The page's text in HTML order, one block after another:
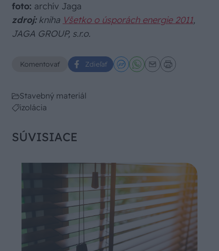
foto: archív Jaga
zdroj:kniha Všetko o úsporách energie 2011,
JAGA GROUP, s.r.o.
Komentovať Zdieľať
Stavebný materiál
izolácia
SÚVISIACE